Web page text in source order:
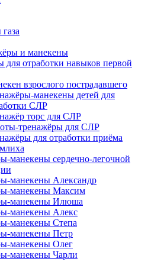
и манекены
для отработки навыков первой
взрослого пострадавшего
манекены детей для
СЛР
торс для СЛР
тренажёры для СЛР
для отработки приёма
манекены сердечно-легочной
манекены Александр
манекены Максим
манекены Илюша
манекены Алекс
манекены Степа
манекены Петр
манекены Олег
манекены Чарли